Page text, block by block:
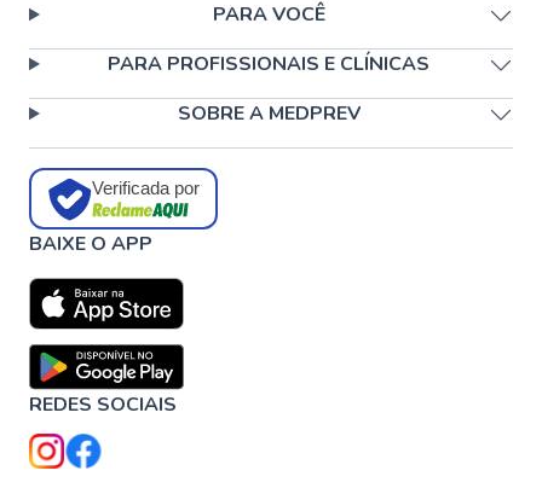
PARA VOCÊ
PARA PROFISSIONAIS E CLÍNICAS
SOBRE A MEDPREV
Verificada por
BAIXE O APP
REDES SOCIAIS